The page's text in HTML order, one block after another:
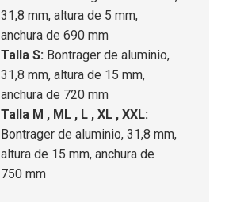
31,8 mm, altura de 5 mm,
anchura de 690 mm
Talla S: Bontrager de aluminio,
31,8 mm, altura de 15 mm,
anchura de 720 mm
Talla M , ML , L , XL , XXL:
Bontrager de aluminio, 31,8 mm,
altura de 15 mm, anchura de
750 mm